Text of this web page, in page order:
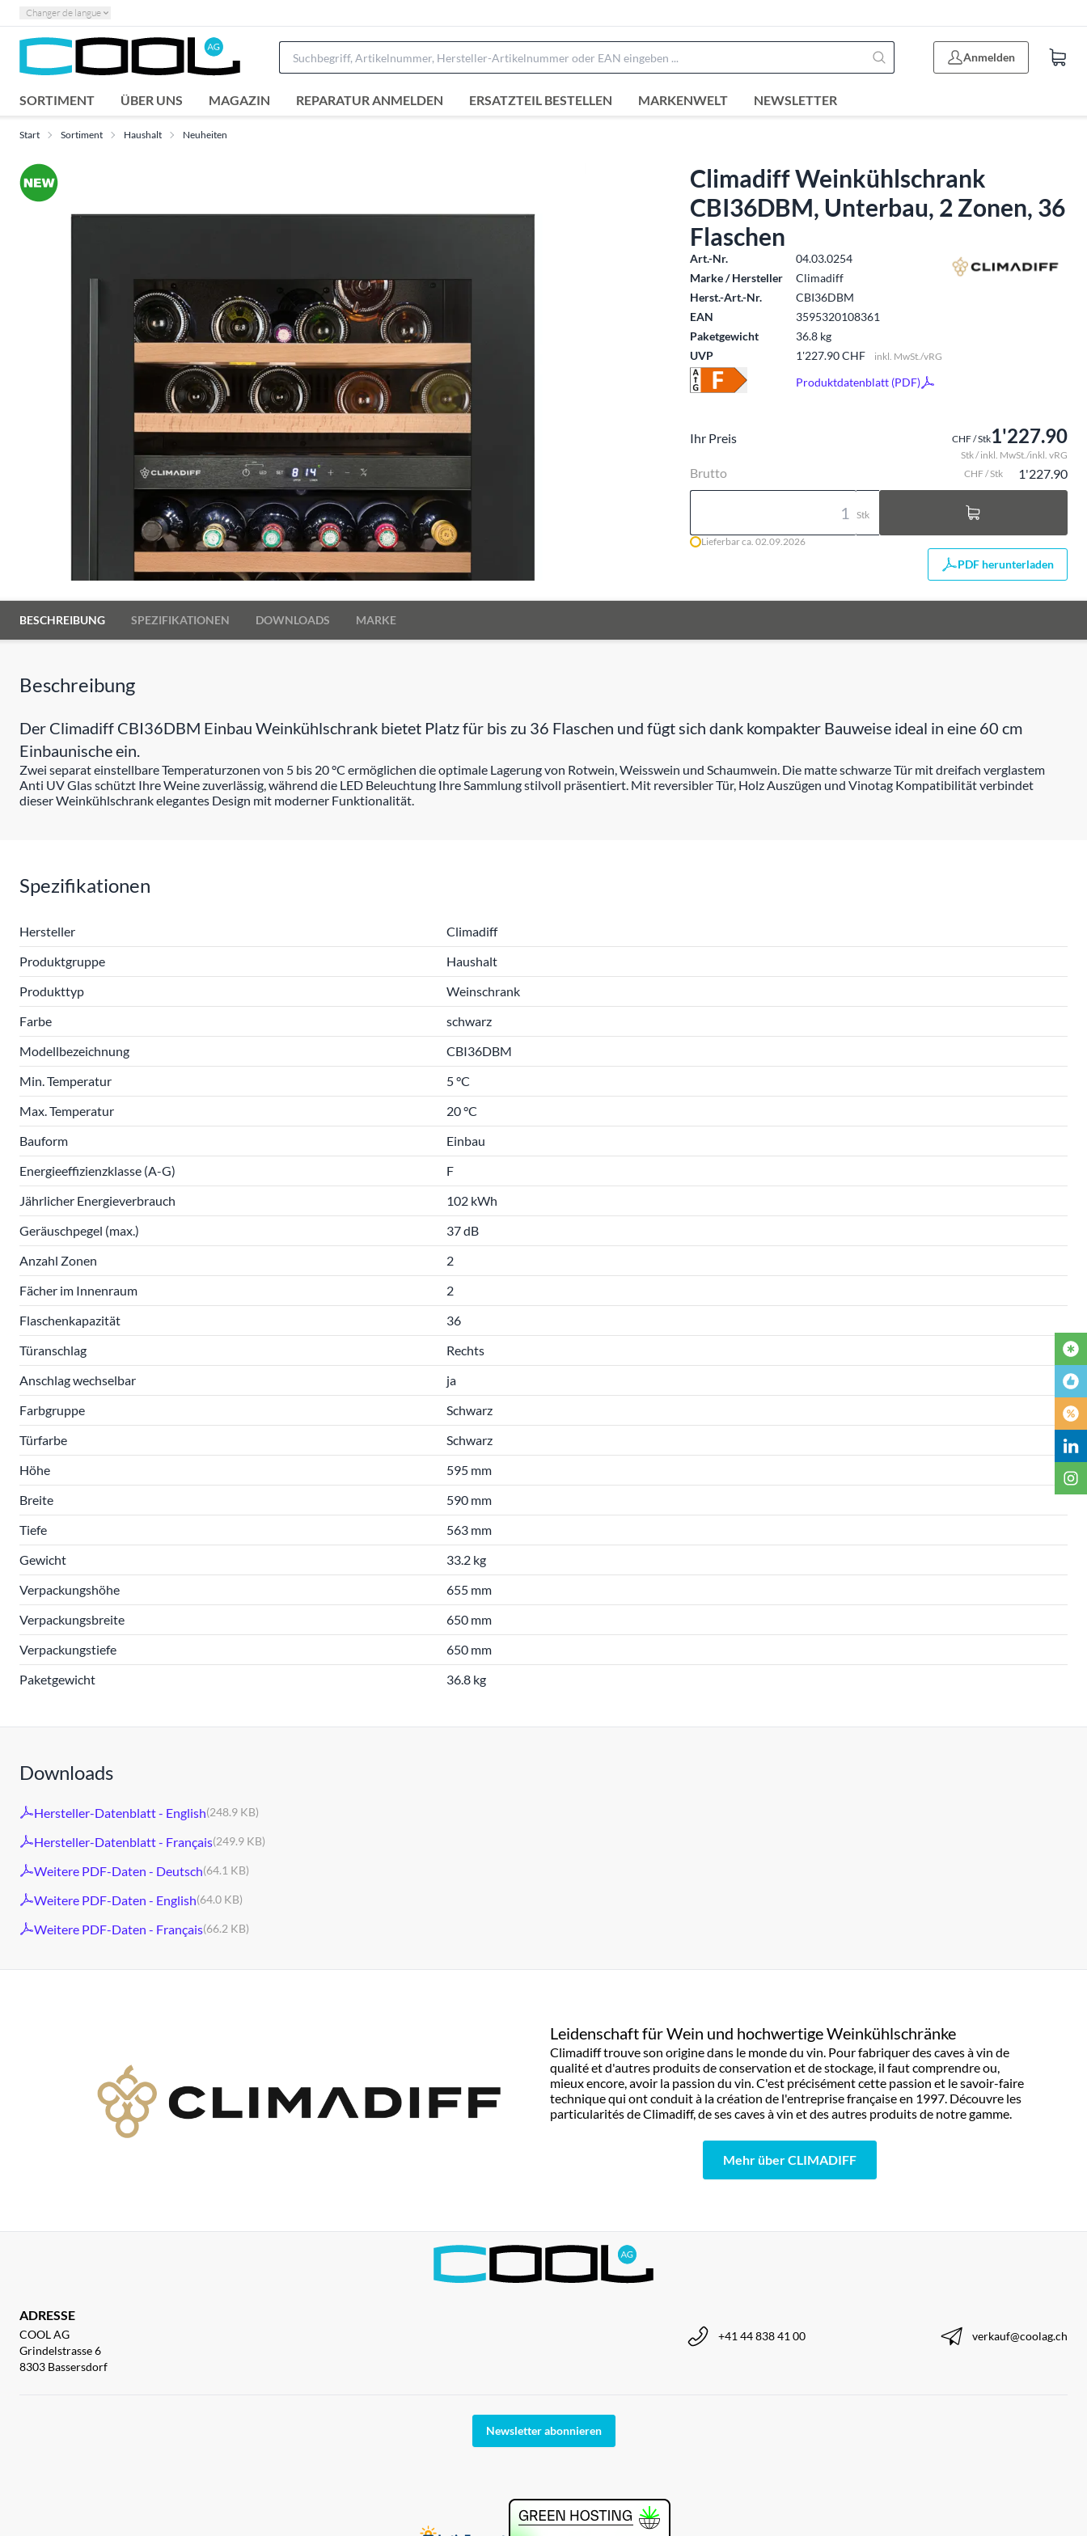
Changer de langue
Anmelden
SORTIMENT ÜBER UNS MAGAZIN REPARATUR ANMELDEN ERSATZTEIL BESTELLEN MARKENWELT NEWSLETTER
Start Sortiment Haushalt Neuheiten
Climadiff Weinkühlschrank
CBI36DBM, Unterbau, 2 Zonen, 36
Flaschen
Art.-Nr.
04.03.0254
Marke / Hersteller
Climadiff
Herst.-Art.-Nr.
CBI36DBM
EAN
3595320108361
Paketgewicht
36.8 kg
UVP
1'227.90 CHF inkl. MwSt./vRG
Produktdatenblatt (PDF)
Ihr Preis CHF / Stk1'227.90
Stk / inkl. MwSt./inkl. vRG
Brutto CHF / Stk 1'227.90
Stk
Lieferbar ca. 02.09.2026
PDF herunterladen
BESCHREIBUNG SPEZIFIKATIONEN DOWNLOADS MARKE
Beschreibung
Der Climadiff CBI36DBM Einbau Weinkühlschrank bietet Platz für bis zu 36 Flaschen und fügt sich dank kompakter Bauweise ideal in eine 60 cm
Einbaunische ein.
Zwei separat einstellbare Temperaturzonen von 5 bis 20 °C ermöglichen die optimale Lagerung von Rotwein, Weisswein und Schaumwein. Die matte schwarze Tür mit dreifach verglastem
Anti UV Glas schützt Ihre Weine zuverlässig, während die LED Beleuchtung Ihre Sammlung stilvoll präsentiert. Mit reversibler Tür, Holz Auszügen und Vinotag Kompatibilität verbindet
dieser Weinkühlschrank elegantes Design mit moderner Funktionalität.
Spezifikationen
Hersteller
Climadiff
Produktgruppe
Haushalt
Produkttyp
Weinschrank
Farbe
schwarz
Modellbezeichnung
CBI36DBM
Min. Temperatur
5 °C
Max. Temperatur
20 °C
Bauform
Einbau
Energieeffizienzklasse (A-G)
F
Jährlicher Energieverbrauch
102 kWh
Geräuschpegel (max.)
37 dB
Anzahl Zonen
2
Fächer im Innenraum
2
Flaschenkapazität
36
Türanschlag
Rechts
Anschlag wechselbar
ja
Farbgruppe
Schwarz
Türfarbe
Schwarz
Höhe
595 mm
Breite
590 mm
Tiefe
563 mm
Gewicht
33.2 kg
Verpackungshöhe
655 mm
Verpackungsbreite
650 mm
Verpackungstiefe
650 mm
Paketgewicht
36.8 kg
Downloads
Hersteller-Datenblatt - English(248.9 KB)
Hersteller-Datenblatt - Français(249.9 KB)
Weitere PDF-Daten - Deutsch(64.1 KB)
Weitere PDF-Daten - English(64.0 KB)
Weitere PDF-Daten - Français(66.2 KB)
Leidenschaft für Wein und hochwertige Weinkühlschränke
Climadiff trouve son origine dans le monde du vin. Pour fabriquer des caves à vin de
qualité et d'autres produits de conservation et de stockage, il faut comprendre ou,
mieux encore, avoir la passion du vin. C'est précisément cette passion et le savoir-faire
technique qui ont conduit à la création de l'entreprise française en 1997. Découvre les
particularités de Climadiff, de ses caves à vin et des autres produits de notre gamme.
Mehr über CLIMADIFF
ADRESSE
COOL AG
Grindelstrasse 6
8303 Bassersdorf
+41 44 838 41 00 verkauf@coolag.ch
Newsletter abonnieren